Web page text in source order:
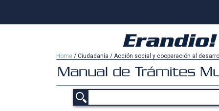
Home / Ciudadanía / Acción social y cooperación al